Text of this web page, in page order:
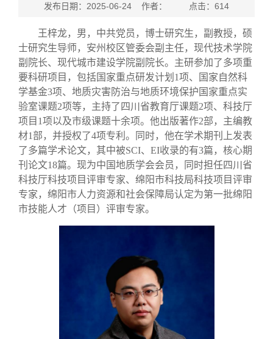
发布日期：2025-06-24 作者： 点击： 614
王梓龙，男，中共党员，博士研究生，副教授，硕
士研究生导师，安州校区管委会副主任，现代技术学院
副院长、现代城市建设学院副院长。主研参加了多项重
要科研项目，包括国家重点研发计划 1项、国家自然科
学基金3项、地质灾害防治与地质环境保护国家重点实
验室课题2项等，主持了四川省教育厅课题2项、科技厅
项目 1项以及市级课题十余项。他出版著作2部，主编教
材1部，并授权了4项专利。同时，他在学术期刊上发表
了多篇学术论文，其中被SCI、 EI收录的有3篇，核心期
刊论文18篇。现为中国地质学会会员，同时担任四川省
科技厅科技项目评审专家、绵阳市科技局科技项目评审
专家，绵阳市人力资源和社会保障局认定为第一批绵阳
市技能人才（项目）评审专家。